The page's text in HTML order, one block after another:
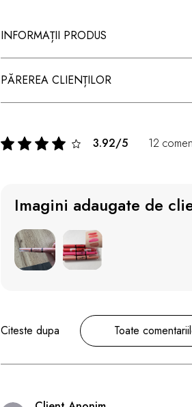
INFORMAȚII PRODUS
PĂREREA CLIENȚILOR
3.92/5 12
Imagini adaugate de
Citeste dupa Toate